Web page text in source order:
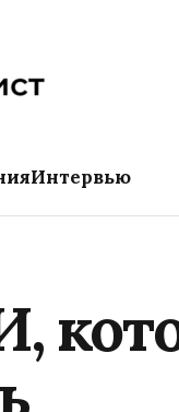
Интервью